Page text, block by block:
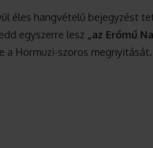
éles hangvételű bejegyzést
egyszerre lesz „az Erőmű
a Hormuzi-szoros megnyitását.